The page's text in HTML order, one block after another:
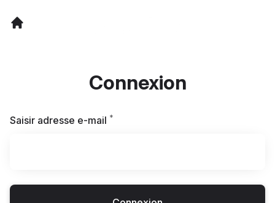
Connexion
Saisir adresse e-mail *